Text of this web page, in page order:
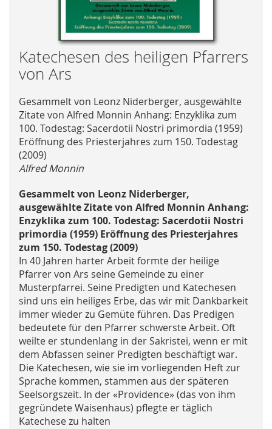
Skip
to
the
of
the
images
gallery
Katechesen des heiligen Pfarrers
von Ars
Gesammelt von Leonz Niderberger, ausgewählte
Zitate von Alfred Monnin Anhang: Enzyklika zum
100. Todestag: Sacerdotii Nostri primordia (1959)
Eröffnung des Priesterjahres zum 150. Todestag
(2009)
Alfred Monnin
Gesammelt von Leonz Niderberger,
ausgewählte Zitate von Alfred Monnin Anhang:
Enzyklika zum 100. Todestag: Sacerdotii Nostri
primordia (1959) Eröffnung des Priesterjahres
zum 150. Todestag (2009)
In 40 Jahren harter Arbeit formte der heilige
Pfarrer von Ars seine Gemeinde zu einer
Musterpfarrei. Seine Predigten und Katechesen
sind uns ein heiliges Erbe, das wir mit Dankbarkeit
immer wieder zu Gemüte führen. Das Predigen
bedeutete für den Pfarrer schwerste Arbeit. Oft
weilte er stundenlang in der Sakristei, wenn er mit
dem Abfassen seiner Predigten beschäftigt war.
Die Katechesen, wie sie im vorliegenden Heft zur
Sprache kommen, stammen aus der späteren
Seelsorgszeit. In der «Providence» (das von ihm
gegründete Waisenhaus) pflegte er täglich
Katechese zu halten